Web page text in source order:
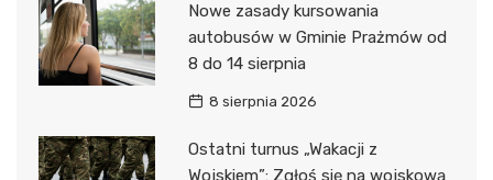
Nowe zasady kursowania
autobusów w Gminie Prażmów od
8 do 14 sierpnia
8 sierpnia 2026
Ostatni turnus „Wakacji z
Wojskiem”: Zgłoś się na wojskową